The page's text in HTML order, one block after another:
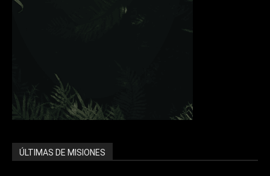
ÚLTIMAS DE MISIONES